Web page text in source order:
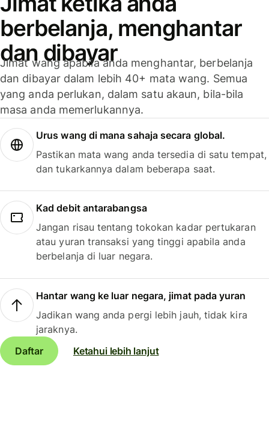
berbelanja, menghantar
dan dibayar
Jimat wang apabila anda menghantar, berbelanja
dan dibayar dalam lebih 40+ mata wang. Semua
yang anda perlukan, dalam satu akaun, bila-bila
masa anda memerlukannya.
Urus wang di mana sahaja secara global.
Pastikan mata wang anda tersedia di satu tempat,
dan tukarkannya dalam beberapa saat.
Kad debit antarabangsa
Jangan risau tentang tokokan kadar pertukaran
atau yuran transaksi yang tinggi apabila anda
berbelanja di luar negara.
Hantar wang ke luar negara, jimat pada yuran
Jadikan wang anda pergi lebih jauh, tidak kira
jaraknya.
Daftar
Ketahui lebih lanjut